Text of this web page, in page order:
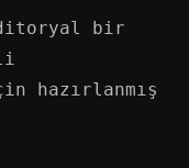
bir
hazırlanmış